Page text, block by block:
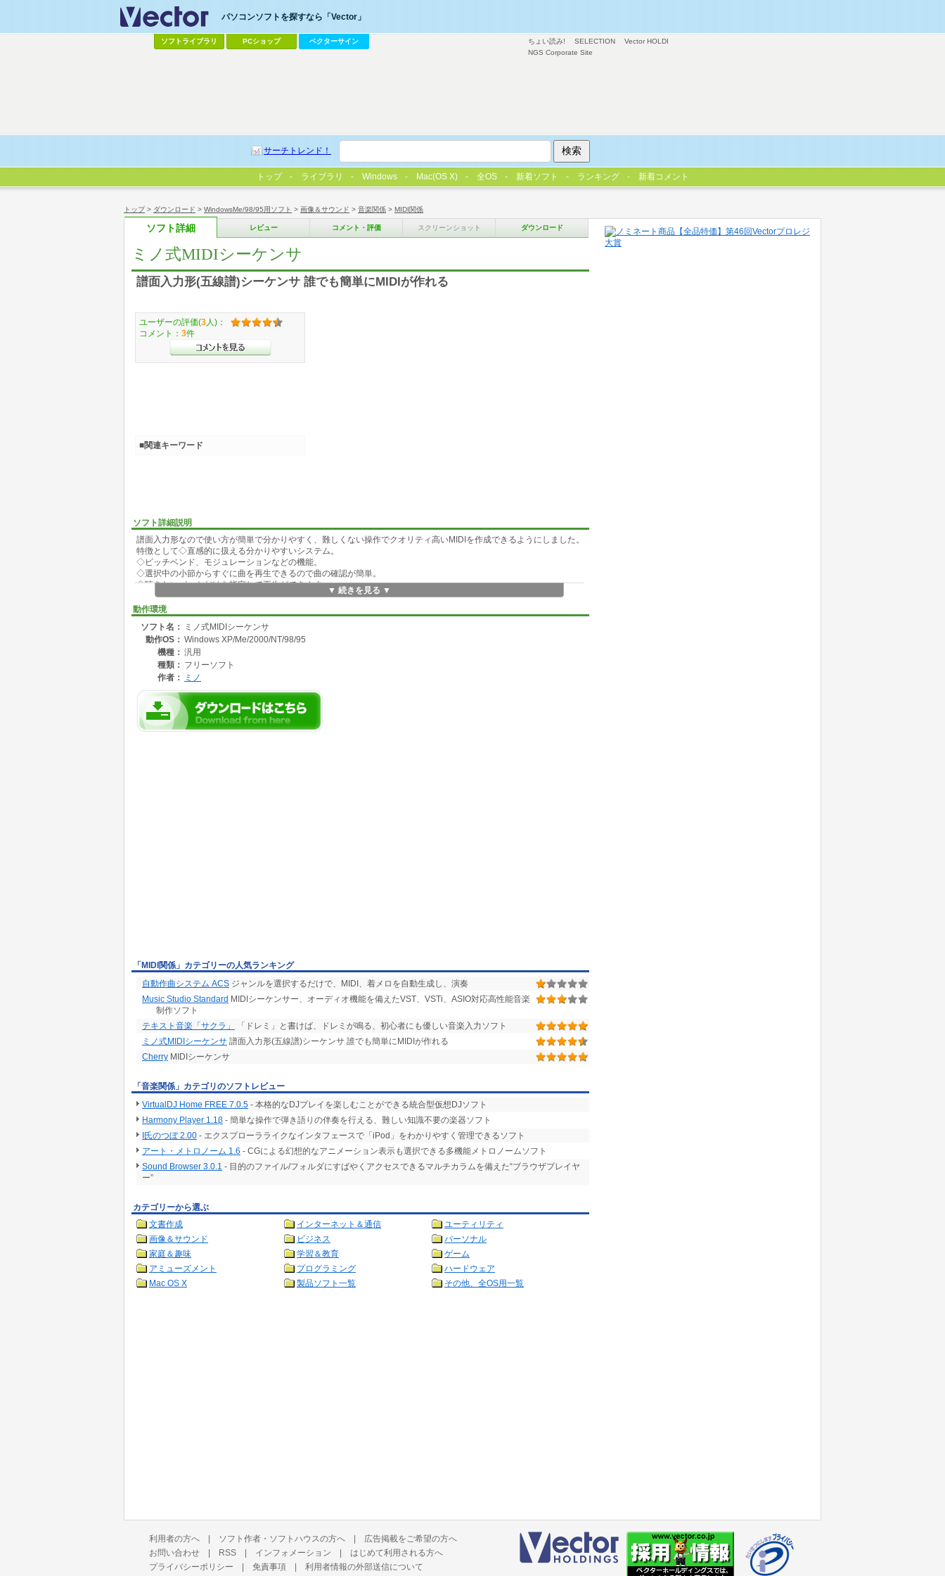
トップ> ダウンロード > WindowsMe/98/95用ソフト > 画像＆サウンド > 音楽関係 > MIDI関係
ソフト詳細 レビュー コメント・評価 スクリーンショット ダウンロード
ミノ式MIDIシーケンサ
譜面入力形(五線譜)シーケンサ 誰でも簡単にMIDIが作れる
ソフト詳細説明
譜面入力形なので使い方が簡単で分かりやすく、難しくない操作でクオリティ高いMIDIを作成できるようにしました。
特徴として◇直感的に扱える分かりやすいシステム。
◇ピッチベンド、モジュレーションなどの機能。
◇選択中の小節からすぐに曲を再生できるので曲の確認が簡単。
◇聴きたいパートだけを指定して再生ができます。
◇ウィンドウサイズを変えると入力画面のサイズも変わり、最大化するとさらに入力しやすくなります。
▼ 続きを見る ▼
動作環境
ソフト名：
ミノ式MIDIシーケンサ
動作OS： Windows XP/Me/2000/NT/98/95
機種： 汎用
種類： フリーソフト
作者：
ミノ
ユーザーの評価(3 人)：
コメント： 3件
■関連キーワード
「MIDI関係」カテゴリーの人気ランキング
自動作曲システム ACS ジャンルを選択するだけで、MIDI、着メロを自動生成し、演奏
Music Studio Standard MIDIシーケンサー、オーディオ機能を備えたVST、VSTi、ASIO対応高性能音楽
制作ソフト
テキスト音楽「サクラ」
「ドレミ」と書けば、ドレミが鳴る、初心者にも優しい音楽入力ソフト
ミノ式MIDIシーケンサ 譜面入力形(五線譜)シーケンサ 誰でも簡単にMIDIが作れる
Cherry MIDIシーケンサ
「音楽関係」カテゴリのソフトレビュー
VirtualDJ Home FREE 7.0.5 - 本格的なDJプレイを楽しむことができる統合型仮想DJソフト
Harmony Player 1.1β - 簡単な操作で弾き語りの伴奏を行える、難しい知識不要の楽器ソフト
I氏のつぼ 2.00 - エクスプローラライクなインタフェースで「iPod」をわかりやすく管理できるソフト
アート・メトロノーム 1.6 - CGによる幻想的なアニメーション表示も選択できる多機能メトロノームソフト
Sound Browser 3.0.1 - 目的のファイル/フォルダにすばやくアクセスできるマルチカラムを備えた“ブラウザプレイヤ
ー”
カテゴリーから選ぶ
文書作成
インターネット＆通信
ユーティリティ
画像＆サウンド
ビジネス
パーソナル
家庭＆趣味
学習＆教育
ゲーム
アミューズメント
プログラミング
ハードウェア
Mac OS X
製品ソフト一覧 その他、全OS用一覧
ちょい読み! SELECTION
Vector HOLDI
NGS Corporate Site
パソコンソフトを探すなら「Vector」
ソフトライブラリ PCショップ ベクターサイン
サーチトレンド！
トップ ライブラリ Windows Mac(OS X) 全OS 新着ソフト ランキング 新着コメント
利用者の方へ | ソフト作者・ソフトハウスの方へ | 広告掲載をご希望の方へ
お問い合わせ | RSS | インフォメーション | はじめて利用される方へ
プライバシーポリシー | 免責事項 | 利用者情報の外部送信について